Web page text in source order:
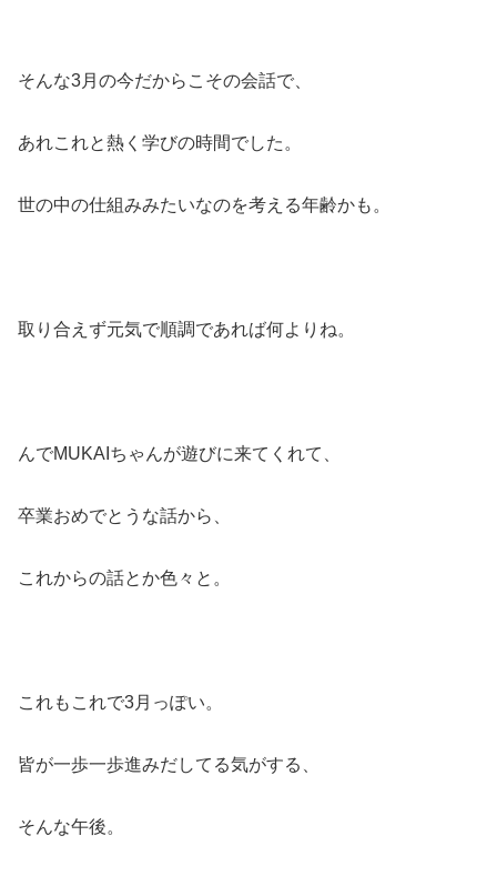
そんな3月の今だからこその会話で、
あれこれと熱く学びの時間でした。
世の中の仕組みみたいなのを考える年齢かも。
取り合えず元気で順調であれば何よりね。
んでMUKAIちゃんが遊びに来てくれて、
卒業おめでとうな話から、
これからの話とか色々と。
これもこれで3月っぽい。
皆が一歩一歩進みだしてる気がする、
そんな午後。